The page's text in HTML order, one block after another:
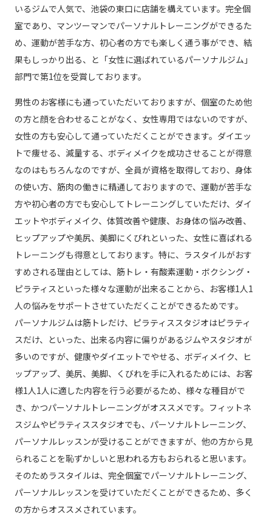
いるジムで人気で、池袋の東口に店舗を構えています。完全個
室であり、マンツーマンでパーソナルトレーニングができるた
め、運動が苦手な方、初心者の方でも楽しく通う事ができ、結
果もしっかり出る、と「女性に選ばれているパーソナルジム」
部門で第1位を受賞しております。
男性のお客様にも通っていただいておりますが、個室のため他
の方と顔を合わせることがなく、女性専用ではないのですが、
女性の方も安心して通っていただくことができます。ダイエッ
トで痩せる、減量する、ボディメイクを成功させることが得意
なのはもちろんなのですが、全員が資格を取得しており、身体
の使い方、筋肉の働きに精通しておりますので、運動が苦手な
方や初心者の方でも安心してトレーニングしていただけ、ダイ
エットやボディメイク、体質改善や健康、お身体の悩み改善、
ヒップアップや美尻、美脚にくびれといった、女性に喜ばれる
トレーニングも得意としております。特に、ラスタイルがおす
すめされる理由としては、筋トレ・有酸素運動・ボクシング・
ピラティスといった様々な運動が出来ることから、お客様1人1
人の悩みをサポートさせていただくことができるためです。
パーソナルジムは筋トレだけ、ピラティススタジオはピラティ
スだけ、といった、出来る内容に偏りがあるジムやスタジオが
多いのですが、健康やダイエットでやせる、ボディメイク、ヒ
ップアップ、美尻、美脚、くびれを手に入れるためには、お客
様1人1人に適した内容を行う必要がるため、様々な種目がで
き、かつパーソナルトレーニングがオススメです。フィットネ
スジムやピラティススタジオでも、パーソナルトレーニング、
パーソナルレッスンが受けることができますが、他の方から見
られることを恥ずかしいと思われる方もおられると思います。
そのためラスタイルは、完全個室でパーソナルトレーニング、
パーソナルレッスンを受けていただくことができるため、多く
の方からオススメされています。